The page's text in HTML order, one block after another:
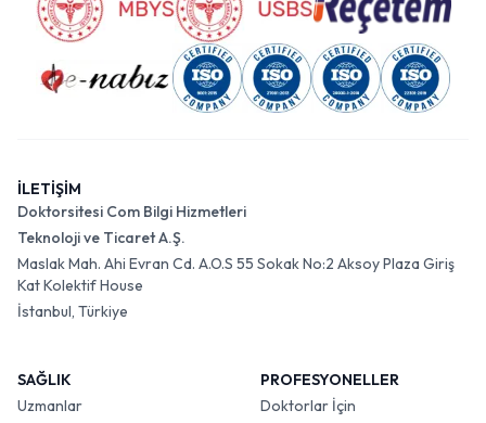
İLETİŞİM
Doktorsitesi Com Bilgi Hizmetleri
Teknoloji ve Ticaret A.Ş.
Maslak Mah. Ahi Evran Cd. A.O.S 55 Sokak No:2 Aksoy Plaza Giriş
Kat Kolektif House
İstanbul, Türkiye
SAĞLIK
Uzmanlar
PROFESYONELLER
Doktorlar İçin